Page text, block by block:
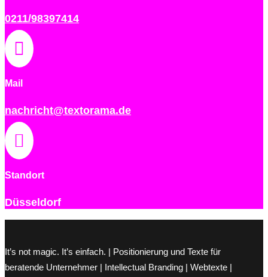
0211/98397414

Mail
nachricht@textorama.de

Standort
Düsseldorf
It’s not magic. It’s einfach. | Positionierung und Texte für
beratende Unternehmer | Intellectual Branding | Webtexte |